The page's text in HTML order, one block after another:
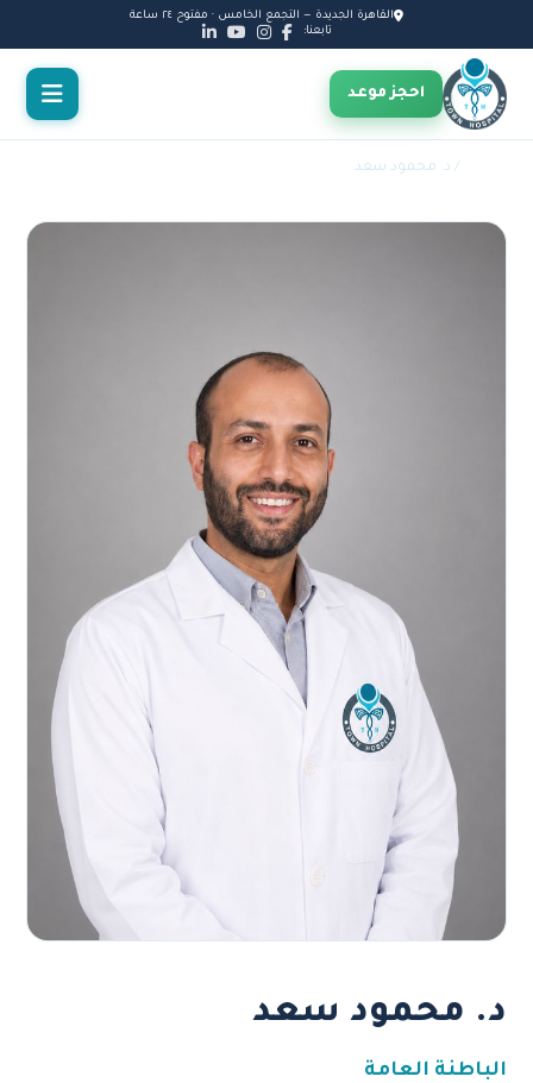
القاهرة الجديدة — التجمع الخامس · مفتوح ٢٤ ساعة
تابعنا:
احجز موعد
/ د. محمود سعد
د. محمود سعد
الباطنة العامة